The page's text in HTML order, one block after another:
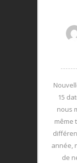
15
nous
même
année,
de